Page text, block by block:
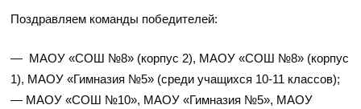
Поздравляем команды победителей:
— МАОУ «СОШ №8» (корпус 2), МАОУ «СОШ №8» (корпус
1), МАОУ «Гимназия №5» (среди учащихся 10-11 классов);
— МАОУ «СОШ №10», МАОУ «Гимназия №5», МАОУ